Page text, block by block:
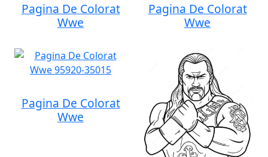
Pagina De Colorat
Wwe
Pagina De Colorat
Wwe
Pagina De Colorat
Wwe